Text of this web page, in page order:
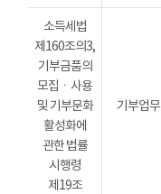
소득세법
제160조의3,
기부금품의
모집ㆍ사용
및 기부문화
활성화에
관한 법률
시행령
제19조
기부업무